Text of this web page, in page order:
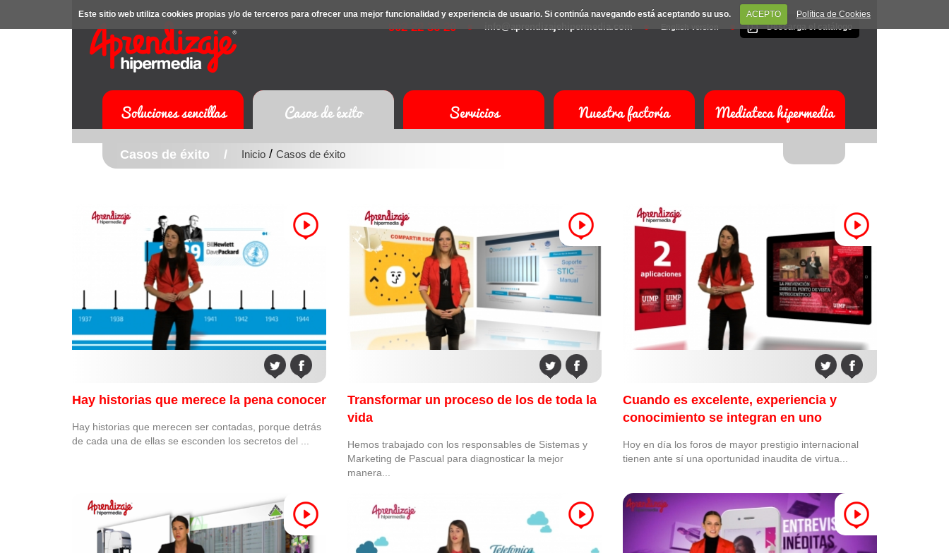
Este sitio web utiliza cookies propias y/o de terceros para ofrecer una mejor funcionalidad y experiencia de usuario. Si continúa navegando está aceptando su uso. ACEPTO
Política de Cookies
Descarga el catálogo
info@aprendizajehipermedia.com
902 22 36 20
Soluciones sencillas Casos de éxito Servicios Nuestra factoría Mediateca hipermedia
Casos de éxito / Inicio / Casos de éxito
Hay historias que merece la pena conocer
Hay historias que merecen ser contadas, porque detrás
de cada una de ellas se esconden los secretos del ...
Transformar un proceso de los de toda la
vida
Hemos trabajado con los responsables de Sistemas y
Marketing de Pascual para diagnosticar la mejor
manera...
Cuando es excelente, experiencia y
conocimiento se integran en uno
Hoy en día los foros de mayor prestigio internacional
tienen ante sí una oportunidad inaudita de virtua...